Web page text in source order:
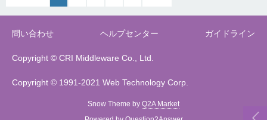
問い合わせ ヘルプセンター ガイドライン
Copyright © CRI Middleware Co., Ltd.
Copyright © 1991-2021 Web Technology Corp.
Snow Theme by Q2A Market